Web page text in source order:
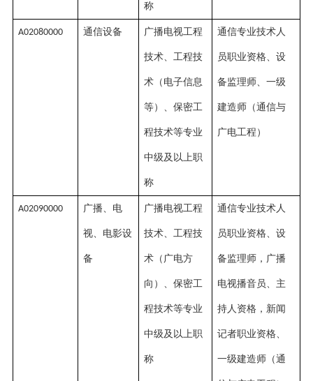
称
A02080000 通信设备 广播电视工程
技术、工程技
术（电子信息
等）、保密工
程技术等专业
中级及以上职
称
通信专业技术人
员职业资格、设
备监理师、一级
建造师（通信与
广电工程）
A02090000 广播、电
视、电影设
备
广播电视工程
技术、工程技
术（广电方
向）、保密工
程技术等专业
中级及以上职
称
通信专业技术人
员职业资格、设
备监理师，广播
电视播音员、主
持人资格，新闻
记者职业资格、
一级建造师（通